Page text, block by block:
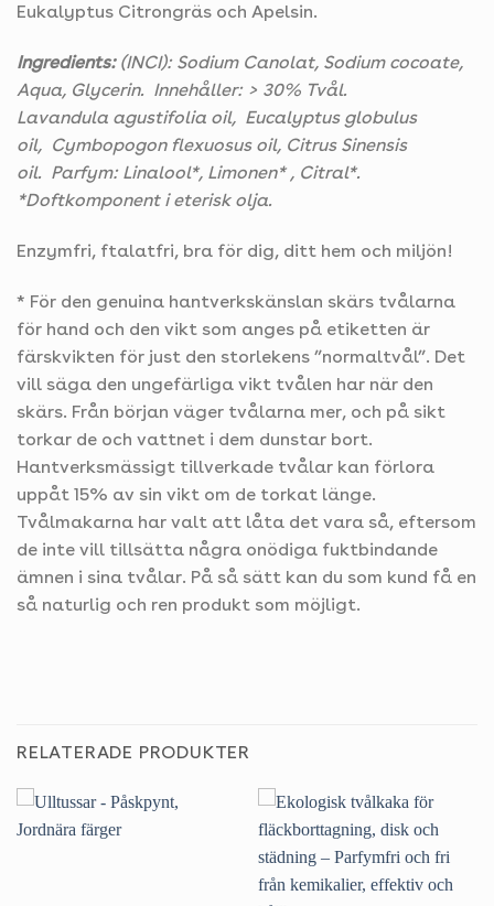
Eukalyptus Citrongräs och Apelsin.
Ingredients:(INCI): Sodium Canolat, Sodium cocoate,
Aqua, Glycerin. Innehåller: > 30% Tvål.
Lavandula agustifolia oil, Eucalyptus globulus
oil, Cymbopogon flexuosus oil, Citrus Sinensis
oil. Parfym: Linalool*, Limonen* , Citral*.
*Doftkomponent i eterisk olja.
Enzymfri, ftalatfri, bra för dig, ditt hem och miljön!
* För den genuina hantverkskänslan skärs tvålarna
för hand och den vikt som anges på etiketten är
färskvikten för just den storlekens ”normaltvål”. Det
vill säga den ungefärliga vikt tvålen har när den
skärs. Från början väger tvålarna mer, och på sikt
torkar de och vattnet i dem dunstar bort.
Hantverksmässigt tillverkade tvålar kan förlora
uppåt 15% av sin vikt om de torkat länge.
Tvålmakarna har valt att låta det vara så, eftersom
de inte vill tillsätta några onödiga fuktbindande
ämnen i sina tvålar. På så sätt kan du som kund få en
så naturlig och ren produkt som möjligt.
RELATERADE PRODUKTER